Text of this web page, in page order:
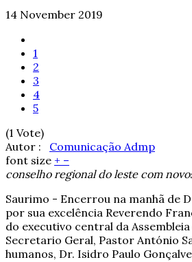
14 November 2019
1
2
3
4
5
(1 Vote)
Autor : Comunicação Admp
font size + –
conselho regional do leste com
Saurimo - Encerrou na manhã de
por sua excelência Reverendo
do executivo central da
Secretario Geral, Pastor António
humanos, Dr. Isidro Paulo